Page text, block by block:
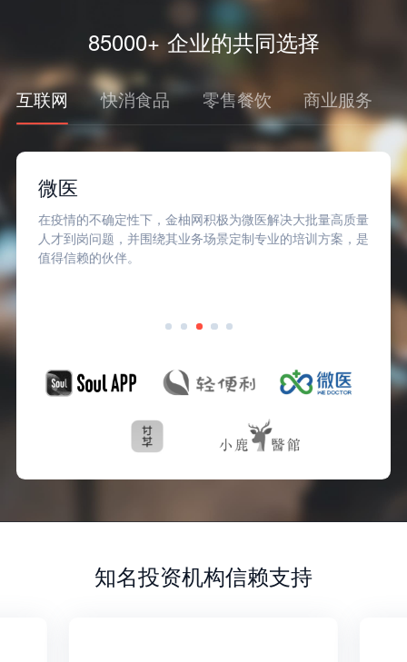
85000+ 企业的共同选择
互联网 快消食品 零售餐饮 商业服务
微医
在疫情的不确定性下，金柚网积极为微医解决大批量高质量
人才到岗问题，并围绕其业务场景定制专业的培训方案，是
值得信赖的伙伴。
知名投资机构信赖支持